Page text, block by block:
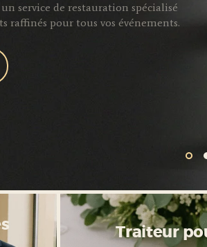
service de restauration spécialisé
raffinés pour tous vos événements.
Traiteur
Traiteur